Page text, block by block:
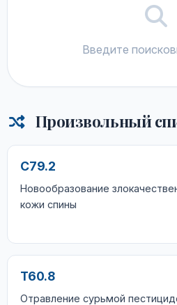
Введите
Произвольный
C79.2
Новообразование
кожи спины
T60.8
Отравление сурьмой